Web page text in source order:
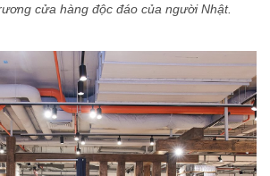
cửa hàng độc đáo của người Nhật.